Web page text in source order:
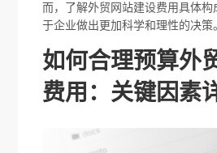
而，了解外贸网站建设费用具体构
于企业做出更加科学和理性的决策
如何合理预算外
费用：关键因素